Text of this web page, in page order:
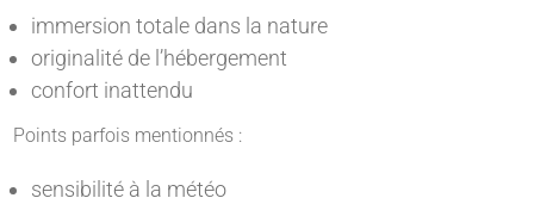
immersion totale dans la nature
originalité de l’hébergement
confort inattendu
Points parfois mentionnés :
sensibilité à la météo